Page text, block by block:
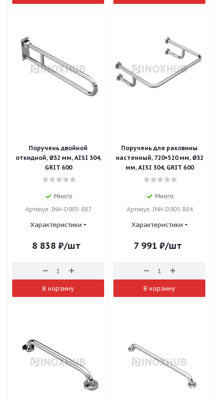
Поручень двойной
откидной, Ø32 мм, AISI 304,
GRIT 600
Много
Артикул: INH-D905-887
Характеристики
8 838 ₽/шт
В корзину
Поручень для раковины
настенный, 720×520 мм, Ø32
мм, AISI 304, GRIT 600
Много
Артикул: INH-D905-884
Характеристики
7 991 ₽/шт
В корзину